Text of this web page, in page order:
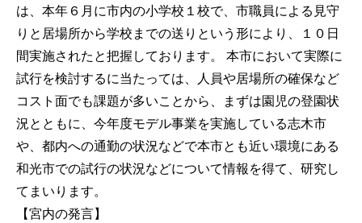
は、本年６月に市内の小学校１校で、市職員による見守
りと居場所から学校までの送りという形により、１０日
間実施されたと把握しております。 本市において実際に
試行を検討するに当たっては、人員や居場所の確保など
コスト面でも課題が多いことから、まずは園児の登園状
況とともに、今年度モデル事業を実施している志木市
や、都内への通勤の状況などで本市とも近い環境にある
和光市での試行の状況などについて情報を得て、研究し
てまいります。
【宮内の発言】